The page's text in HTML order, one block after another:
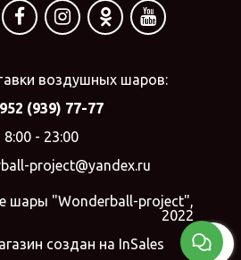
воздушных шаров:
(939) 77-77
8:00 - 23:00
project@yandex.ru
шары "Wonderball-project",
2022
создан на InSales